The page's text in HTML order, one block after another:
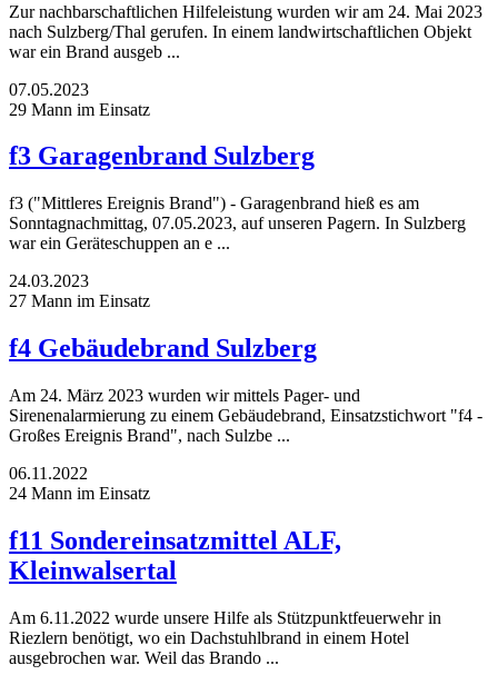
Zur nachbarschaftlichen Hilfeleistung wurden wir am 24. Mai 2023
nach Sulzberg/Thal gerufen. In einem landwirtschaftlichen Objekt
war ein Brand ausgeb ...
07.05.2023
29 Mann im Einsatz
f3 Garagenbrand Sulzberg
f3 ("Mittleres Ereignis Brand") - Garagenbrand hieß es am
Sonntagnachmittag, 07.05.2023, auf unseren Pagern. In Sulzberg
war ein Geräteschuppen an e ...
24.03.2023
27 Mann im Einsatz
f4 Gebäudebrand Sulzberg
Am 24. März 2023 wurden wir mittels Pager- und
Sirenenalarmierung zu einem Gebäudebrand, Einsatzstichwort "f4 -
Großes Ereignis Brand", nach Sulzbe ...
06.11.2022
24 Mann im Einsatz
f11 Sondereinsatzmittel ALF,
Kleinwalsertal
Am 6.11.2022 wurde unsere Hilfe als Stützpunktfeuerwehr in
Riezlern benötigt, wo ein Dachstuhlbrand in einem Hotel
ausgebrochen war. Weil das Brando ...